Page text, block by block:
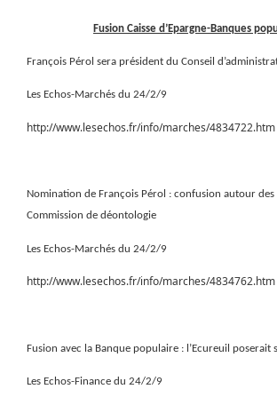
Fusion Caisse d’Epargne-Banques
François Pérol sera président du Conseil
Les Echos-Marchés du 24/2/9
http://www.lesechos.fr/info/marches/4834722.htm
Nomination de François Pérol : confusion autour
Commission de déontologie
Les Echos-Marchés du 24/2/9
http://www.lesechos.fr/info/marches/4834762.htm
Fusion avec la Banque populaire : l’Ecureuil poserait
Les Echos-Finance du 24/2/9